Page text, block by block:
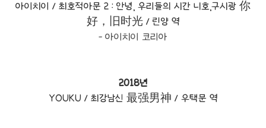
아이치이 / 최호적아문 2 : 안녕, 우리들의 시간 니호,구시광 你
好，旧时光 / 린양 역
- 아이치이 코리아
2018년
YOUKU / 최강남신 最强男神 / 우택문 역